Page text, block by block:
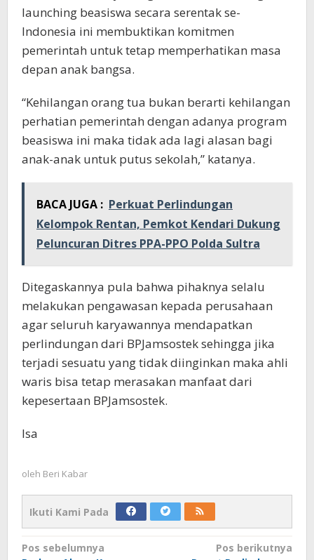
launching beasiswa secara serentak se-
Indonesia ini membuktikan komitmen
pemerintah untuk tetap memperhatikan masa
depan anak bangsa.
“Kehilangan orang tua bukan berarti kehilangan
perhatian pemerintah dengan adanya program
beasiswa ini maka tidak ada lagi alasan bagi
anak-anak untuk putus sekolah,” katanya.
BACA JUGA : Perkuat Perlindungan
Kelompok Rentan, Pemkot Kendari Dukung
Peluncuran Ditres PPA-PPO Polda Sultra
Ditegaskannya pula bahwa pihaknya selalu
melakukan pengawasan kepada perusahaan
agar seluruh karyawannya mendapatkan
perlindungan dari BPJamsostek sehingga jika
terjadi sesuatu yang tidak diinginkan maka ahli
waris bisa tetap merasakan manfaat dari
kepesertaan BPJamsostek.
Isa
oleh Beri Kabar
Ikuti Kami Pada
Navigasi
Pos sebelumnya
Pos berikutnya